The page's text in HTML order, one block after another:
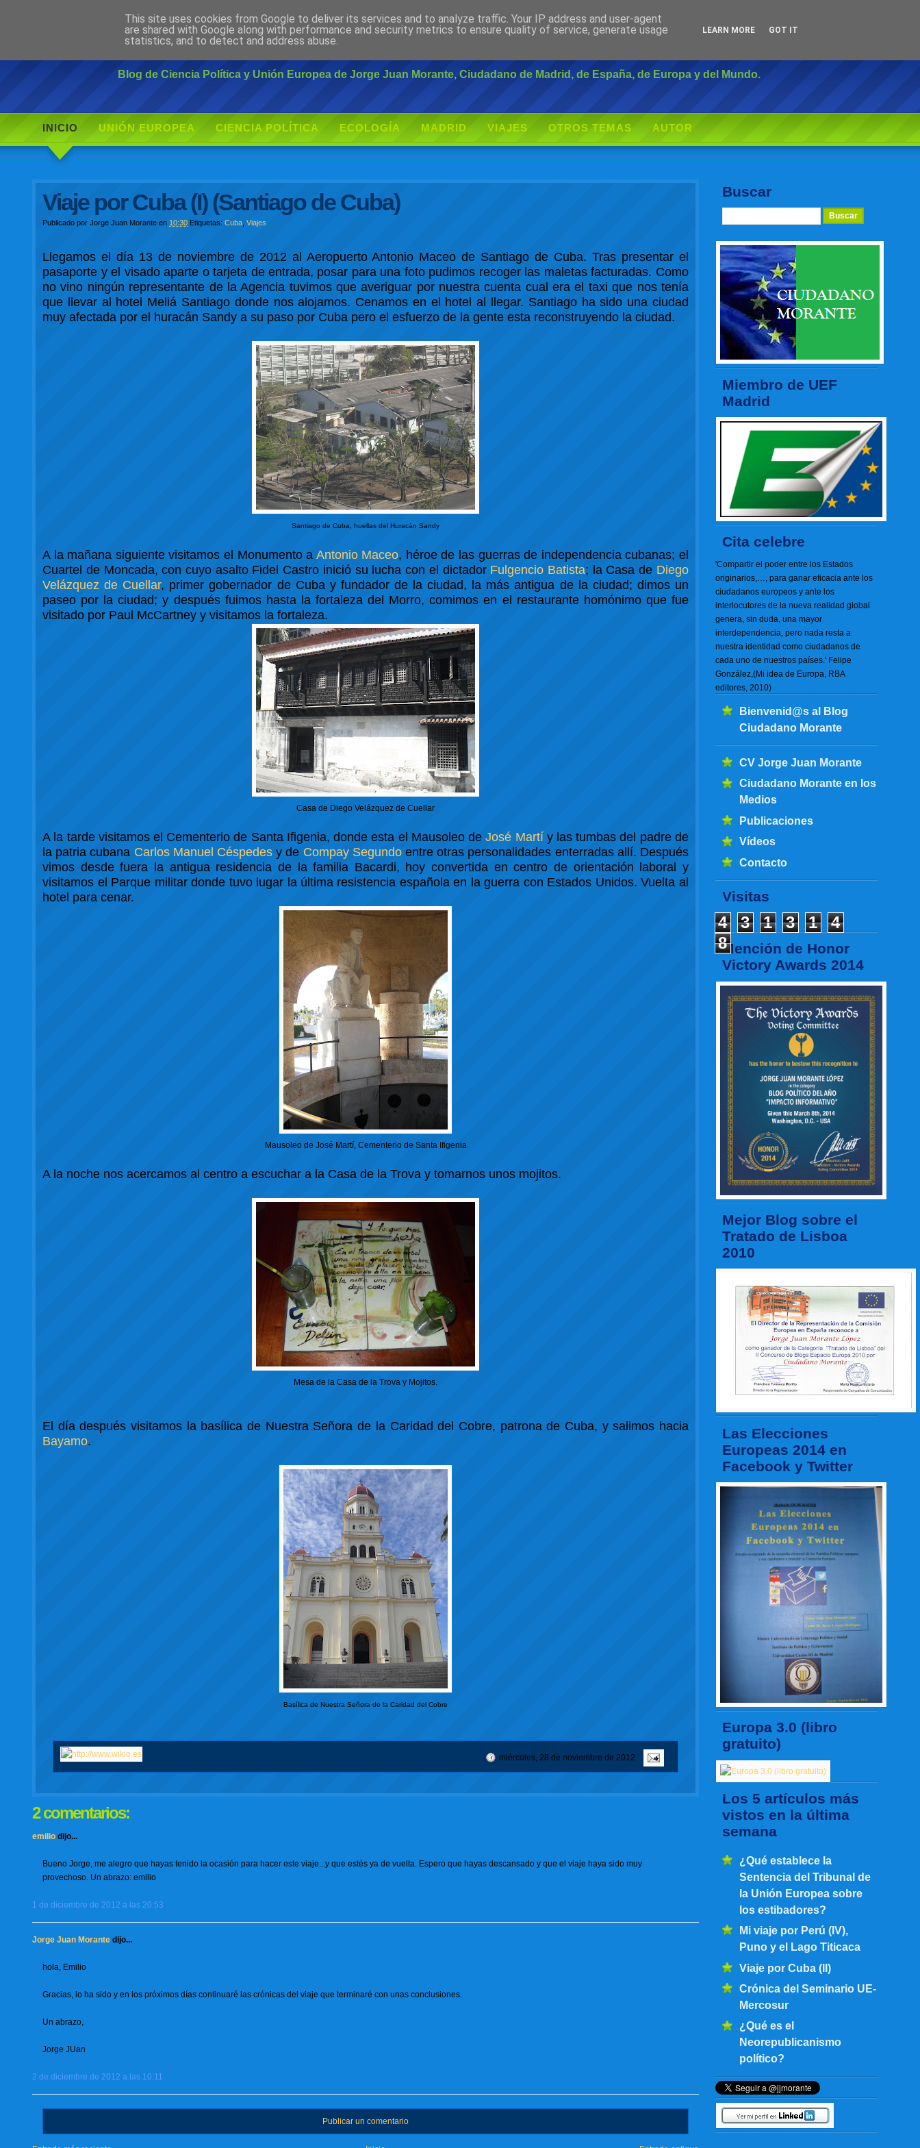
Ciudadano Morante
Blog de Ciencia Política y Unión Europea de Jorge Juan Morante, Ciudadano de Madrid, de España, de Europa y del Mundo.
INICIO UNIÓN EUROPEA CIENCIA POLÍTICA ECOLOGÍA MADRID VIAJES OTROS TEMAS AUTOR
Buscar
Miembro de UEF
Madrid
Cita celebre
'Compartir el poder entre los Estados
originarios,…, para ganar eficacia ante los
ciudadanos europeos y ante los
interlocutores de la nueva realidad global
genera, sin duda, una mayor
interdependencia, pero nada resta a
nuestra identidad como ciudadanos de
cada uno de nuestros países.' Felipe
González,(Mi idea de Europa, RBA
editores, 2010)
Bienvenid@s al Blog
Ciudadano Morante
CV Jorge Juan Morante
Ciudadano Morante en los
Medios
Publicaciones
Vídeos
Contacto
Visitas
4 3 1 3 1
4
8Mención de Honor
Victory Awards 2014
Mejor Blog sobre el
Tratado de Lisboa
2010
Las Elecciones
Europeas 2014 en
Facebook y Twitter
Europa 3.0 (libro
gratuito)
Los 5 artículos más
vistos en la última
semana
¿Qué establece la
Sentencia del Tribunal de
la Unión Europea sobre
los estibadores?
Mi viaje por Perú (IV),
Puno y el Lago Titicaca
Viaje por Cuba (II)
Crónica del Seminario UE-
Mercosur
¿Qué es el
Neorepublicanismo
político?
Viaje por Cuba (I) (Santiago de Cuba)
Publicado porJorge Juan Morante en 10:30 Etiquetas:Cuba ,Viajes
Llegamos el día 13 de noviembre de 2012 al Aeropuerto Antonio Maceo de Santiago de Cuba. Tras presentar el
pasaporte y el visado aparte o tarjeta de entrada, posar para una foto pudimos recoger las maletas facturadas. Como
no vino ningún representante de la Agencia tuvimos que averiguar por nuestra cuenta cual era el taxi que nos tenía
que llevar al hotel Meliá Santiago donde nos alojamos. Cenamos en el hotel al llegar. Santiago ha sido una ciudad
muy afectada por el huracán Sandy a su paso por Cuba pero el esfuerzo de la gente esta reconstruyendo la ciudad.
Santiago de Cuba, huellas del Huracán Sandy
A la mañana siguiente visitamos el Monumento a Antonio Maceo, héroe de las guerras de independencia cubanas; el
Cuartel de Moncada, con cuyo asalto Fidel Castro inició su lucha con el dictador Fulgencio Batista; la Casa de Diego
Velázquez de Cuellar, primer gobernador de Cuba y fundador de la ciudad, la más antigua de la ciudad; dimos un
paseo por la ciudad; y después fuimos hasta la fortaleza del Morro, comimos en el restaurante homónimo que fue
visitado por Paul McCartney y visitamos la fortaleza.
Casa de Diego Velázquez de Cuellar
A la tarde visitamos el Cementerio de Santa Ifigenia, donde esta el Mausoleo deJosé Martí y las tumbas del padre de
la patria cubana Carlos Manuel Céspedes y de Compay Segundoentre otras personalidades enterradas allí. Después
vimos desde fuera la antigua residencia de la familia Bacardi, hoy convertida en centro de orientación laboral y
visitamos el Parque militar donde tuvo lugar la última resistencia española en la guerra con Estados Unidos. Vuelta al
hotel para cenar.
Mausoleo de José Martí, Cementerio de Santa Ifigenia
A la noche nos acercamos al centro a escuchar a la Casa de la Trova y tomarnos unos mojitos.
Mesa de la Casa de la Trova y Mojitos.
El día después visitamos la basílica de Nuestra Señora de la Caridad del Cobre, patrona de Cuba, y salimos hacia
Bayamo.
Basílica de Nuestra Señora de la Caridad del Cobre
miércoles, 28 de noviembre de 2012
2 comentarios:
emilio dijo...
Bueno Jorge, me alegro que hayas tenido la ocasión para hacer este viaje...y que estés ya de vuelta. Espero que hayas descansado y que el viaje haya sido muy
provechoso. Un abrazo: emilio
1 de diciembre de 2012 a las 20:53
Jorge Juan Morante dijo...
hola, Emilio
Gracias, lo ha sido y en los próximos días continuaré las crónicas del viaje que terminaré con unas conclusiones.
Un abrazo,
Jorge JUan
2 de diciembre de 2012 a las 10:11
Publicar un comentario
This site uses cookies from Google to deliver its services and to analyze traffic. Your IP address and user-agent
are shared with Google along with performance and security metrics to ensure quality of service, generate usage
statistics, and to detect and address abuse.
LEARN MORE GOT IT